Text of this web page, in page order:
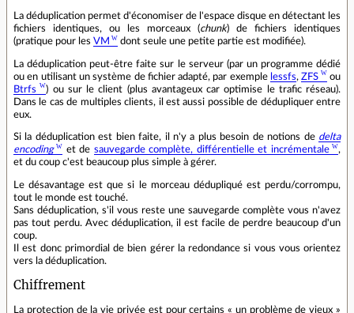
La déduplication permet d'économiser de l'espace disque en détectant les
fichiers identiques, ou les morceaux (chunk) de fichiers identiques
(pratique pour les VM dont seule une petite partie est modifiée).
La déduplication peut-être faite sur le serveur (par un programme dédié
ou en utilisant un système de fichier adapté, par exemple lessfs,ZFS
ou
Btrfs
) ou sur le client (plus avantageux car optimise le trafic réseau).
Dans le cas de multiples clients, il est aussi possible de dédupliquer entre
eux.
Si la déduplication est bien faite, il n'y a plus besoin de notions de delta
encoding
et de sauvegarde complète, différentielle et incrémentale
,
et du coup c'est beaucoup plus simple à gérer.
Le désavantage est que si le morceau dédupliqué est perdu/corrompu,
tout le monde est touché.
Sans déduplication, s'il vous reste une sauvegarde complète vous n'avez
pas tout perdu. Avec déduplication, il est facile de perdre beaucoup d'un
coup.
Il est donc primordial de bien gérer la redondance si vous vous orientez
vers la déduplication.
Chiffrement
La protection de la vie privée est pour certains « un problème de vieux »